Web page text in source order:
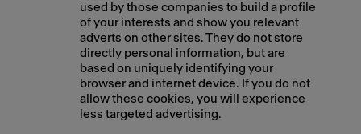
used by those companies to build a profile
of your interests and show you relevant
adverts on other sites. They do not store
directly personal information, but are
based on uniquely identifying your
browser and internet device. If you do not
allow these cookies, you will experience
less targeted advertising.